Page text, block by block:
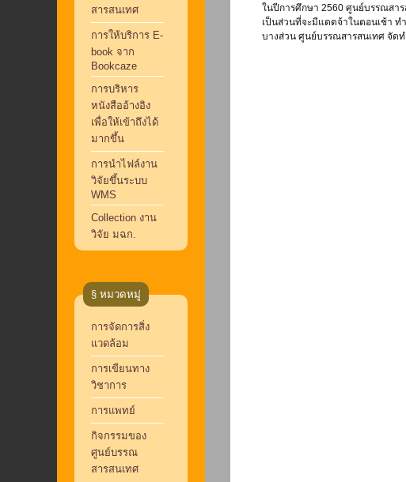
สารสนเทศ
การให้บริการ E-
book จาก
Bookcaze
การบริหาร
หนังสืออ้างอิง
เพื่อให้เข้าถึงได้
มากขึ้น
การนำไฟล์งาน
วิจัยขึ้นระบบ
WMS
Collection งาน
วิจัย มฉก.
§ หมวดหมู่
การจัดการสิ่ง
แวดล้อม
การเขียนทาง
วิชาการ
การแพทย์
กิจกรรมของ
ศูนย์บรรณ
สารสนเทศ
ในปีการศึกษา 2560 ศูนย์บรรณสาร
เป็นส่วนที่จะมีแดดจ้าในตอนเช้า ท
บางส่วน ศูนย์บรรณสารสนเทศ จัด